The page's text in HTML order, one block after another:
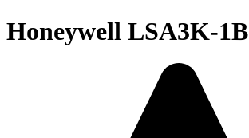
Honeywell LSA3K-1B